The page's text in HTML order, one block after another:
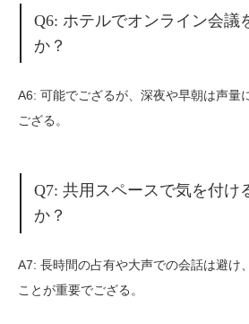
Q6: ホテルでオンライン会議
か？
A6: 可能でござるが、深夜や早朝は声量
ござる。
Q7: 共用スペースで気を付け
か？
A7: 長時間の占有や大声での会話は避け
ことが重要でござる。